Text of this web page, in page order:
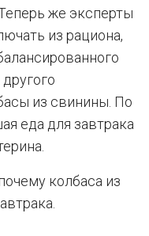
же эксперты
из рациона,
из свинины. По
еда для завтрака
колбаса из